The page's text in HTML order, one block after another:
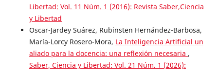
Libertad: Vol. 11 Núm. 1 (2016): Revista Saber,Ciencia
y Libertad
Oscar-Jardey Suárez, Rubinsten Hernández-Barbosa,
María-Lorcy Rosero-Mora, La Inteligencia Artificial un
aliado para la docencia: una reflexión necesaria ,
Saber, Ciencia y Libertad: Vol. 21 Núm. 1 (2026):